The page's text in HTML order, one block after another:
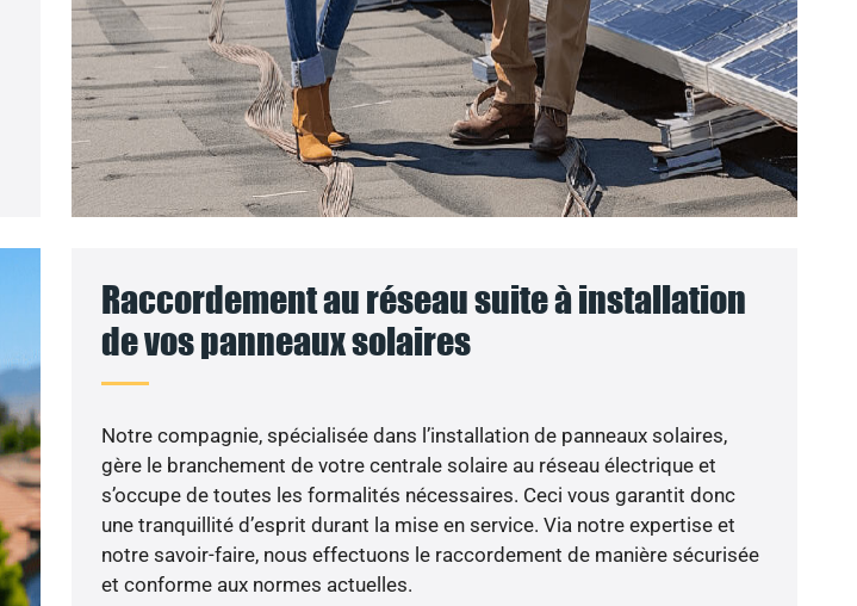
Raccordement au réseau suite à installation
de vos panneaux solaires
Notre compagnie, spécialisée dans l’installation de panneaux solaires,
gère le branchement de votre centrale solaire au réseau électrique et
s’occupe de toutes les formalités nécessaires. Ceci vous garantit donc
une tranquillité d’esprit durant la mise en service. Via notre expertise et
notre savoir-faire, nous effectuons le raccordement de manière sécurisée
et conforme aux normes actuelles.